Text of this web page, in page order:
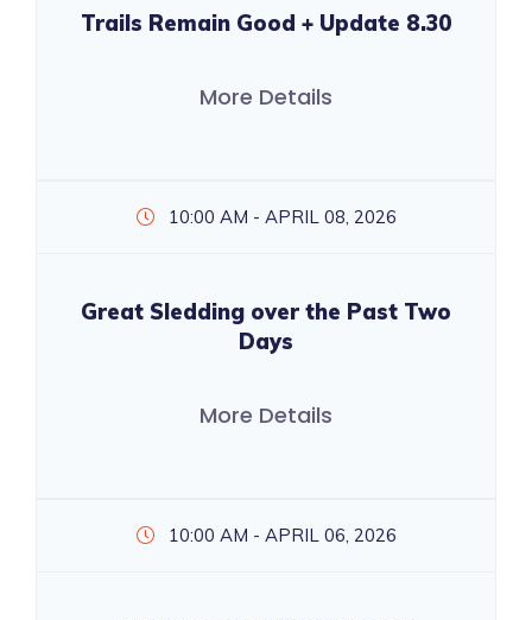
Trails Remain Good + Update 8.30
More Details
10:00 AM - APRIL 08, 2026
Great Sledding over the Past Two
Days
More Details
10:00 AM - APRIL 06, 2026